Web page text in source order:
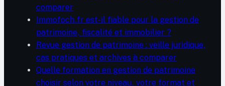
comparer
Immofoch.fr est-il fiable pour la gestion de
patrimoine, fiscalité et immobilier ?
Revue gestion de patrimoine : veille juridique,
cas pratiques et archives à comparer
Quelle formation en gestion de patrimoine
choisir selon votre niveau, votre format et